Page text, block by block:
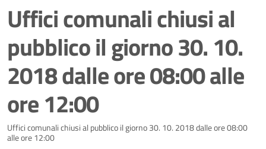
Uffici comunali chiusi al
pubblico il giorno 30. 10.
2018 dalle ore 08:00 alle
ore 12:00
Dettagli della notizia
Uffici comunali chiusi al pubblico il giorno 30. 10. 2018 dalle ore 08:00
alle ore 12:00